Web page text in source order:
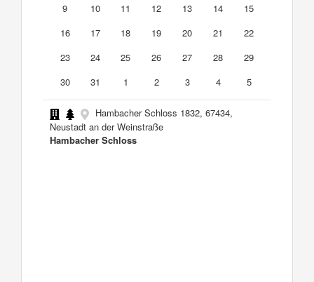
9
10 11 12 13 14
15
16
17 18 19 20 21
22
23
24 25 26 27 28
29
30
31 1 2 3 4 5
Hambacher Schloss 1832, 67434,
Neustadt an der Weinstraße
Hambacher Schloss